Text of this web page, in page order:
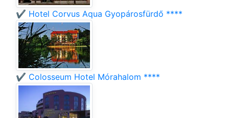
✔️ Hotel Corvus Aqua Gyopárosfürdő ****
✔️ Colosseum Hotel Mórahalom ****